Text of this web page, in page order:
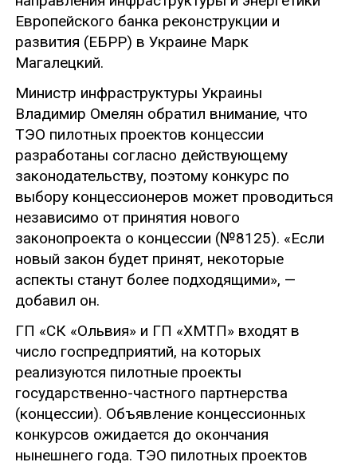
Европейского банка реконструкции и
развития (ЕБРР) в Украине Марк
Магалецкий.
Министр инфраструктуры Украины
Владимир Омелян обратил внимание, что
ТЭО пилотных проектов концессии
разработаны согласно действующему
законодательству, поэтому конкурс по
выбору концессионеров может проводиться
независимо от принятия нового
законопроекта о концессии (№8125). «Если
новый закон будет принят, некоторые
аспекты станут более подходящими», —
добавил он.
ГП «СК «Ольвия» и ГП «ХМТП» входят в
число госпредприятий, на которых
реализуются пилотные проекты
государственно-частного партнерства
(концессии). Объявление концессионных
конкурсов ожидается до окончания
нынешнего года. ТЭО пилотных проектов